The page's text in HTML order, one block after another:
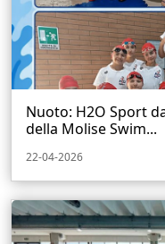
Nuoto: H2O Sport
della Molise Swim...
22-04-2026